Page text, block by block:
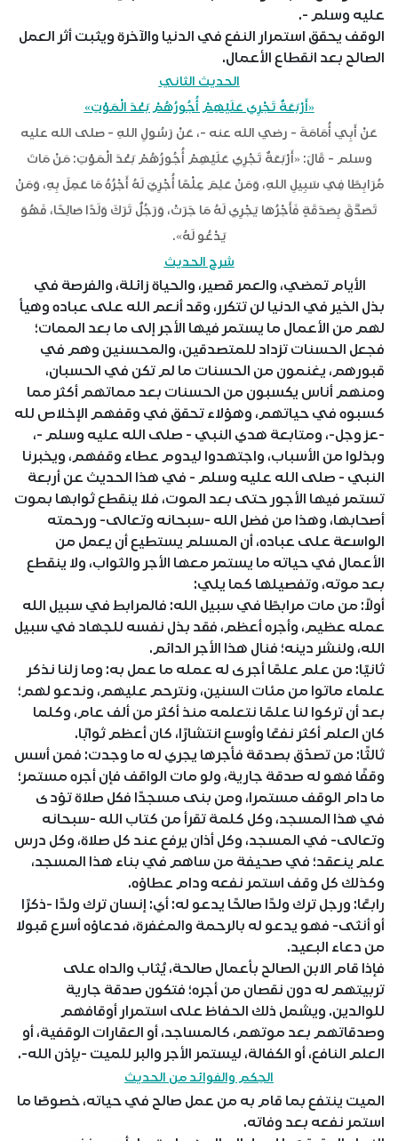
عليه وسلم -.
الوقف يحقق استمرار النفع في الدنيا والآخرة ويثبت أثر العمل
الصالح بعد انقطاع الأعمال.
الحديث الثاني
«أَرْبَعَةٌ تَجْرِي عَلَيْهِمْ أُجُورُهُمْ بَعْدَ الْمَوْتِ»
عَنْ أَبِي أُمَامَةَ - رضي الله عنه -، عَنْ رَسُولِ اللهِ - صلى الله عليه
وسلم - قَالَ: «أَرْبَعَةٌ تَجْرِي عَلَيْهِمْ أُجُورُهُمْ بَعْدَ الْمَوْتِ: مَنْ مَاتَ
مُرَابِطًا فِي سَبِيلِ اللهِ، وَمَنْ عَلِمَ عِلْمًا أُجْرِيَ لَهُ أَجْرُهُ مَا عَمِلَ بِهِ، وَمَنْ
تَصَدَّقَ بِصَدَقَةٍ فَأَجْرُهَا يَجْرِي لَهُ مَا جَرَتْ، وَرَجُلٌ تَرَكَ وَلَدًا صَالِحًا، فَهُوَ
يَدْعُو لَهُ».
شرح الحديث
الأيام تمضي، والعمر قصير، والحياة زائلة، والفرصة في
بذل الخير في الدنيا لن تتكرر، وقد أنعم الله على عباده وهيأ
لهم من الأعمال ما يستمر فيها الأجر إلى ما بعد الممات؛
فجعل الحسنات تزداد للمتصدقين، والمحسنين وهم في
قبورهم، يغنمون من الحسنات ما لم تكن في الحسبان،
ومنهم أناس يكسبون من الحسنات بعد مماتهم أكثر مما
كسبوه في حياتهم، وهؤلاء تحقق في وقفهم الإخلاص لله
-عز وجل-، ومتابعة هدي النبي - صلى الله عليه وسلم -،
وبذلوا من الأسباب، واجتهدوا ليدوم عطاء وقفهم، ويخبرنا
النبي - صلى الله عليه وسلم - في هذا الحديث عن أربعة
تستمر فيها الأجور حتى بعد الموت، فلا ينقطع ثوابها بموت
أصحابها، وهذا من فضل الله -سبحانه وتعالى- ورحمته
الواسعة على عباده، أن المسلم يستطيع أن يعمل من
الأعمال في حياته ما يستمر معها الأجر والثواب، ولا ينقطع
بعد موته، وتفصيلها كما يلي:
أولاً: من مات مرابطًا في سبيل الله: فالمرابط في سبيل الله
عمله عظيم، وأجره أعظم، فقد بذل نفسه للجهاد في سبيل
الله، ولنشر دينه؛ فنال هذا الأجر الدائم.
ثانيًا: من علم علمًا أجرى له عمله ما عمل به: وما زلنا نذكر
علماء ماتوا من مئات السنين، ونترحم عليهم، وندعو لهم؛
بعد أن تركوا لنا علمًا نتعلمه منذ أكثر من ألف عام، وكلما
كان العلم أكثر نفعًا وأوسع انتشارًا، كان أعظم ثوابًا.
ثالثًا: من تصدّق بصدقة فأجرها يجري له ما وجدت: فمن أسس
وقفًا فهو له صدقة جارية، ولو مات الواقف فإن أجره مستمر؛
ما دام الوقف مستمرا، ومن بنى مسجدًا فكل صلاة تؤدى
في هذا المسجد، وكل كلمة تقرأ من كتاب الله -سبحانه
وتعالى- في المسجد، وكل أذان يرفع عند كل صلاة، وكل درس
علم ينعقد؛ في صحيفة من ساهم في بناء هذا المسجد،
وكذلك كل وقف استمر نفعه ودام عطاؤه.
رابعًا: ورجل ترك ولدًا صالحًا يدعو له: أي: إنسان ترك ولدًا -ذكرًا
أو أنثى- فهو يدعو له بالرحمة والمغفرة، فدعاؤه أسرع قبولا
من دعاء البعيد.
فإذا قام الابن الصالح بأعمال صالحة، يُثاب والداه على
تربيتهم له دون نقصان من أجره؛ فتكون صدقة جارية
للوالدين. ويشمل ذلك الحفاظ على استمرار أوقافهم
وصدقاتهم بعد موتهم، كالمساجد، أو العقارات الوقفية، أو
العلم النافع، أو الكفالة، ليستمر الأجر والبر للميت -بإذن الله-.
الحِكم والفوائد من الحديث
الميت ينتفع بما قام به من عمل صالح في حياته، خصوصًا ما
استمر نفعه بعد وفاته.